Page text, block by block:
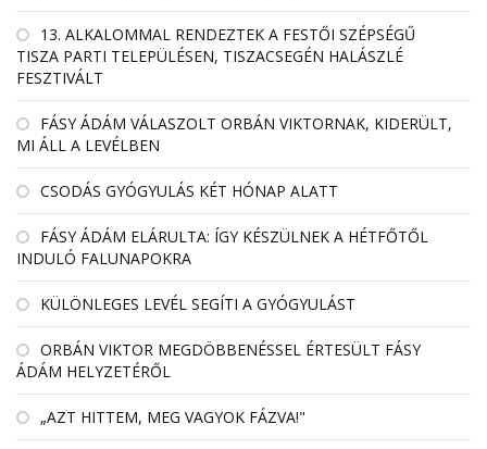
13. ALKALOMMAL RENDEZTEK A FESTŐI SZÉPSÉGŰ
TISZA PARTI TELEPÜLÉSEN, TISZACSEGÉN HALÁSZLÉ
FESZTIVÁLT
FÁSY ÁDÁM VÁLASZOLT ORBÁN VIKTORNAK, KIDERÜLT,
MI ÁLL A LEVÉLBEN
CSODÁS GYÓGYULÁS KÉT HÓNAP ALATT
FÁSY ÁDÁM ELÁRULTA: ÍGY KÉSZÜLNEK A HÉTFŐTŐL
INDULÓ FALUNAPOKRA
KÜLÖNLEGES LEVÉL SEGÍTI A GYÓGYULÁST
ORBÁN VIKTOR MEGDÖBBENÉSSEL ÉRTESÜLT FÁSY
ÁDÁM HELYZETÉRŐL
„AZT HITTEM, MEG VAGYOK FÁZVA!"